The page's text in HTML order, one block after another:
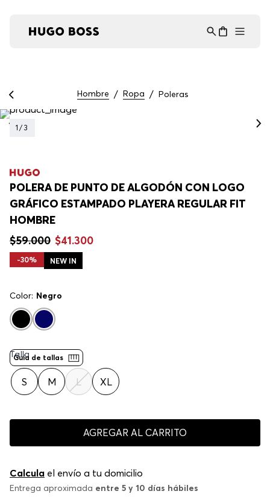
Hombre Ropa Poleras
1 / 3
POLERA DE PUNTO DE ALGODÓN CON LOGO
GRÁFICO ESTAMPADO PLAYERA REGULAR FIT
HOMBRE
$59.000 $41.300
-30% NEW IN
Color: Negro
Guía de tallas
Talla
S M L XL
AGREGAR AL CARRITO
Calcula el envío a tu domicilio
Entrega aproximada entre 5 y 10 días hábiles
Asistente Virtual
en línea ⋮